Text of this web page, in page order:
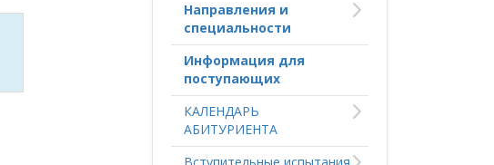
Направления и
специальности
Информация для
поступающих
КАЛЕНДАРЬ
АБИТУРИЕНТА